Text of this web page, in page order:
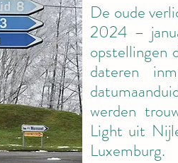
De oude
2024 –
opstellingen
dateren
werden
Light uit
Luxemburg.